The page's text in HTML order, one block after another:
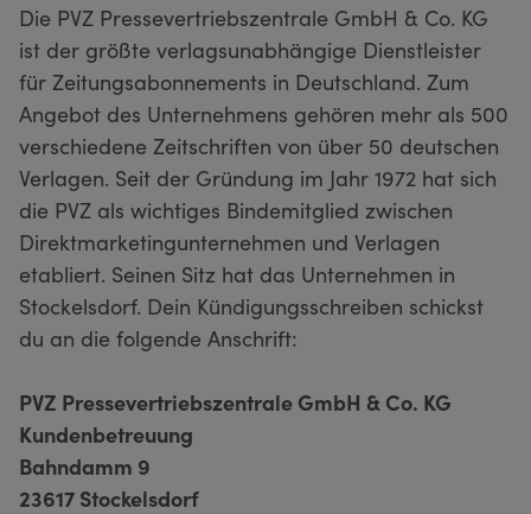
Die PVZ Pressevertriebszentrale GmbH & Co. KG
ist der größte verlagsunabhängige Dienstleister
für Zeitungsabonnements in Deutschland. Zum
Angebot des Unternehmens gehören mehr als 500
verschiedene Zeitschriften von über 50 deutschen
Verlagen. Seit der Gründung im Jahr 1972 hat sich
die PVZ als wichtiges Bindemitglied zwischen
Direktmarketingunternehmen und Verlagen
etabliert. Seinen Sitz hat das Unternehmen in
Stockelsdorf. Dein Kündigungsschreiben schickst
du an die folgende Anschrift:
PVZ Pressevertriebszentrale GmbH & Co. KG
Kundenbetreuung
Bahndamm 9
23617 Stockelsdorf